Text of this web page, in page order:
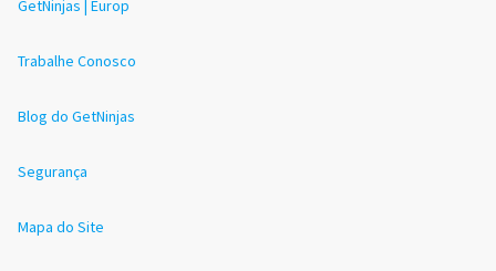
GetNinjas | Europ
Trabalhe Conosco
Blog do GetNinjas
Segurança
Mapa do Site